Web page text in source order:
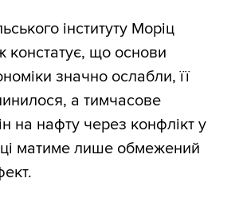
інституту Моріц
констатує, що основи
значно ослабли, її
а тимчасове
на нафту через конфлікт у
матиме лише обмежений